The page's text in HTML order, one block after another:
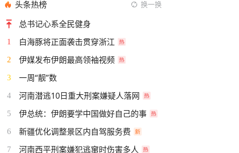
头条热榜 换一换
总书记心系全民健身
1 白海豚将正面袭击贯穿浙江
2 伊媒发布伊朗最高领袖视频
3 一周“靓”数
4 河南潜逃10日重大刑案嫌疑人落网
5 伊总统：伊朗要学中国做好自己的事
6 新疆优化调整景区内自驾服务费
7 河南西平刑案嫌犯逃窜时伤害多人